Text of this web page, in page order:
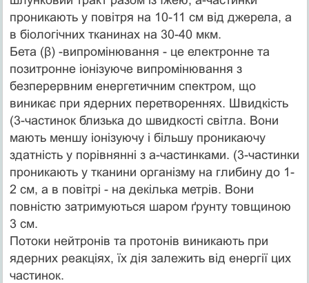
проникають у повітря на 10-11 см від джерела, а
в біологічних тканинах на 30-40 мкм.
Бета (β) -випромінювання - це електронне та
позитронне іонізуюче випромінювання з
безперервним енергетичним спектром, що
виникає при ядерних перетвореннях. Швидкість
(3-частинок близька до швидкості світла. Вони
мають меншу іонізуючу і більшу проникаючу
здатність у порівнянні з а-частинками. (3-частинки
проникають у тканини організму на глибину до 1-
2 см, а в повітрі - на декілька метрів. Вони
повністю затримуються шаром ґрунту товщиною
3 см.
Потоки нейтронів та протонів виникають при
ядерних реакціях, їх дія залежить від енергії цих
частинок.